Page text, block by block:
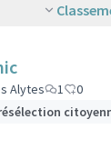
Alytes 1
0